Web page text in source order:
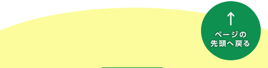
ページの
先頭へ戻る